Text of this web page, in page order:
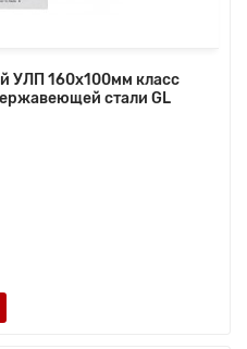
УЛП 160х100мм класс
стали GL